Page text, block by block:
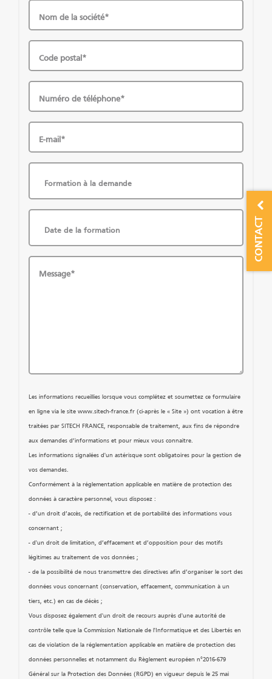
CONTACT
Nom de la société*
Code postal*
Numéro de téléphone*
E-mail*
Formation à la demande
Date de la formation
Message*
Les informations recueillies lorsque vous complétez et soumettez ce formulaire
en ligne via le site www.sitech-france.fr (ci-après le « Site ») ont vocation à être
traitées par SITECH FRANCE, responsable de traitement, aux fins de répondre
aux demandes d’informations et pour mieux vous connaitre.
Les informations signalées d'un astérisque sont obligatoires pour la gestion de
vos demandes.
Conformément à la réglementation applicable en matière de protection des
données à caractère personnel, vous disposez :
- d’un droit d’accès, de rectification et de portabilité des informations vous
concernant ;
- d'un droit de limitation, d’effacement et d’opposition pour des motifs
légitimes au traitement de vos données ;
- de la possibilité de nous transmettre des directives afin d’organiser le sort des
données vous concernant (conservation, effacement, communication à un
tiers, etc.) en cas de décès ;
Vous disposez également d'un droit de recours auprès d'une autorité de
contrôle telle que la Commission Nationale de l'Informatique et des Libertés en
cas de violation de la réglementation applicable en matière de protection des
données personnelles et notamment du Règlement européen n°2016-679
Général sur la Protection des Données (RGPD) en vigueur depuis le 25 mai